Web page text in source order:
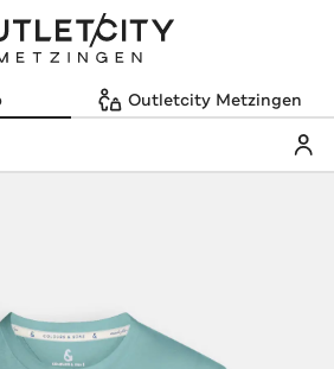
Outletcity Metzingen